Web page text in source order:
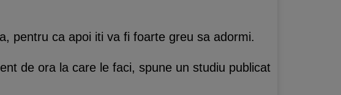
pentru ca apoi iti va fi foarte greu sa adormi.
de ora la care le faci, spune un studiu publicat